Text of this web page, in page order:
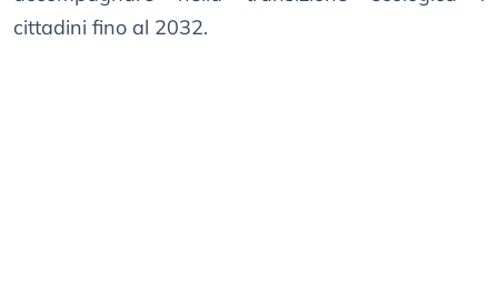
cittadini fino al 2032.